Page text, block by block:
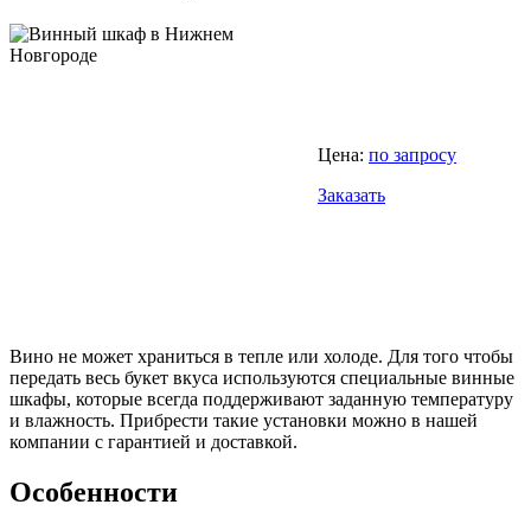
Цена: по запросу
Заказать
Вино не может храниться в тепле или холоде. Для того чтобы
передать весь букет вкуса используются специальные винные
шкафы, которые всегда поддерживают заданную температуру
и влажность. Прибрести такие установки можно в нашей
компании с гарантией и доставкой.
Особенности